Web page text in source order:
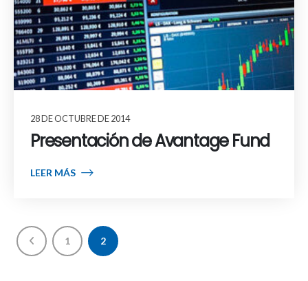
28 DE OCTUBRE DE 2014
Presentación de Avantage Fund
LEER MÁS
1 2